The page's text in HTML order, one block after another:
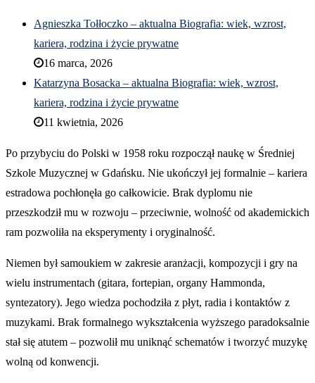
Agnieszka Tołłoczko – aktualna Biografia: wiek, wzrost,
kariera, rodzina i życie prywatne
16 marca, 2026
Katarzyna Bosacka – aktualna Biografia: wiek, wzrost,
kariera, rodzina i życie prywatne
11 kwietnia, 2026
Po przybyciu do Polski w 1958 roku rozpoczął naukę w Średniej
Szkole Muzycznej w Gdańsku. Nie ukończył jej formalnie – kariera
estradowa pochłonęła go całkowicie. Brak dyplomu nie
przeszkodził mu w rozwoju – przeciwnie, wolność od akademickich
ram pozwoliła na eksperymenty i oryginalność.
Niemen był samoukiem w zakresie aranżacji, kompozycji i gry na
wielu instrumentach (gitara, fortepian, organy Hammonda,
syntezatory). Jego wiedza pochodziła z płyt, radia i kontaktów z
muzykami. Brak formalnego wykształcenia wyższego paradoksalnie
stał się atutem – pozwolił mu uniknąć schematów i tworzyć muzykę
wolną od konwencji.